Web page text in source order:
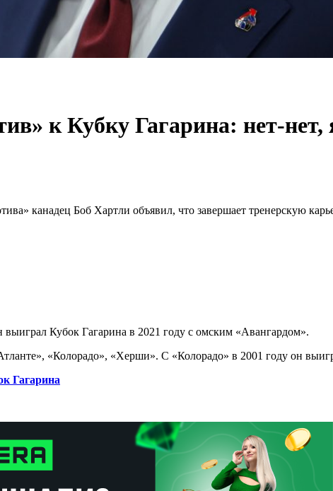
к Кубку Гагарина: нет-
канадец Боб Хартли объявил, что завершает тренерскую
Кубок Гагарина в 2021 году с омским «Авангардом».
«Колорадо», «Херши». С «Колорадо» в 2001 году он
Гагарина